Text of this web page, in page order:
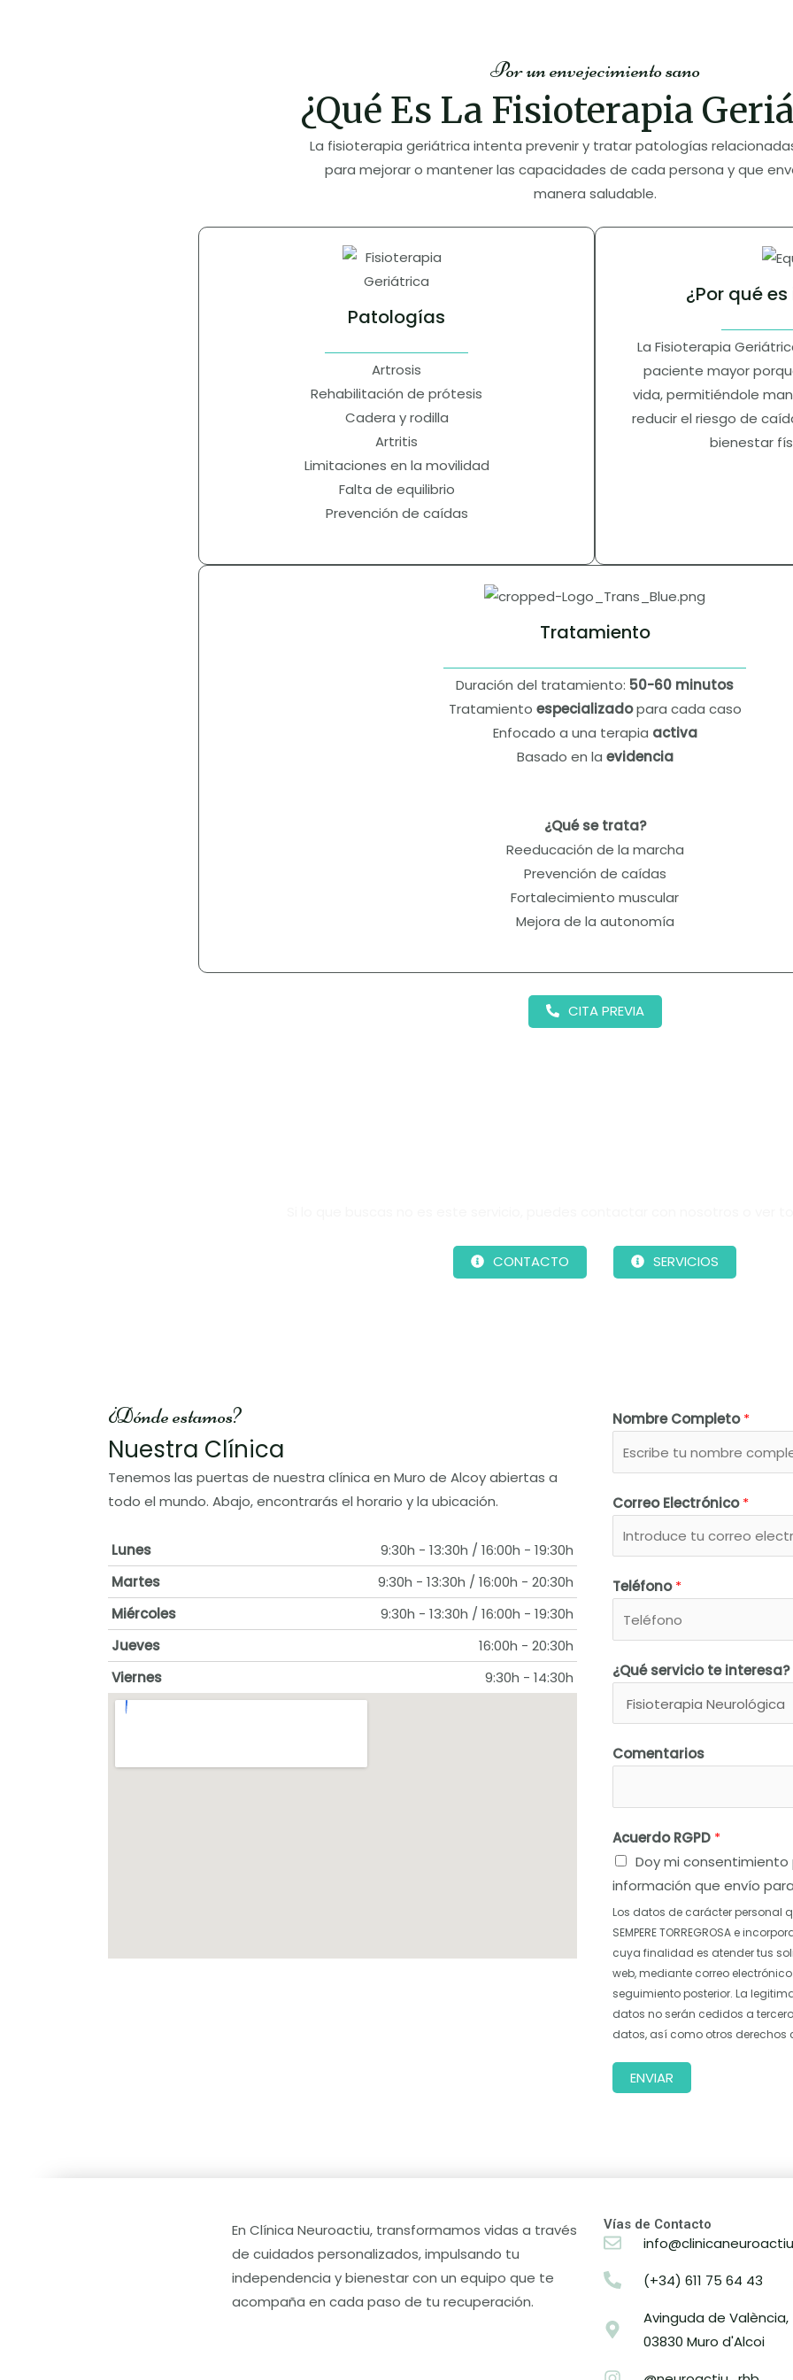
Por un envejecimiento sano
¿Qué Es La Fisioterapia
La fisioterapia geriátrica intenta prevenir y tratar patologías
para mejorar o mantener las capacidades de cada persona y que
manera saludable.
Patologías
Artrosis
Rehabilitación de prótesis
Cadera y rodilla
Artritis
Limitaciones en la movilidad
Falta de equilibrio
Prevención de caídas
¿Por qué
La Fisioterapia
paciente mayor
vida, permitiéndole
reducir el riesgo de
bienestar
Tratamiento
Duración del tratamiento: 50-60 minutos
Tratamiento especializadopara cada caso
Enfocado a una terapia activa
Basado en la evidencia
¿Qué se trata?
Reeducación de la marcha
Prevención de caídas
Fortalecimiento muscular
Mejora de la autonomía
CITA PREVIA
CONTACTO SERVICIOS
¿Dónde estamos?
Nuestra Clínica
Tenemos las puertas de nuestra clínica en Muro de Alcoy abiertas a
todo el mundo. Abajo, encontrarás el horario y la ubicación.
Lunes
9:30h - 13:30h / 16:00h - 19:30h
Martes
9:30h - 13:30h / 16:00h - 20:30h
Miércoles
9:30h - 13:30h / 16:00h - 19:30h
Jueves
16:00h - 20:30h
Viernes
9:30h - 14:30h
Nombre Completo*
Correo Electrónico*
Teléfono*
¿Qué servicio te interesa?
Comentarios
Acuerdo RGPD *
Doy mi
información que envío
Los datos de carácter personal
SEMPERE TORREGROSA e
cuya finalidad es atender tus
web, mediante correo
seguimiento posterior. La
datos no serán cedidos a
datos, así como otros derechos
ENVIAR
En Clínica Neuroactiu, transformamos vidas a través
de cuidados personalizados, impulsando tu
independencia y bienestar con un equipo que te
acompaña en cada paso de tu recuperación.
Vías de Contacto
(+34) 611 75 64 43
Avinguda de València,
03830 Muro d'Alcoi